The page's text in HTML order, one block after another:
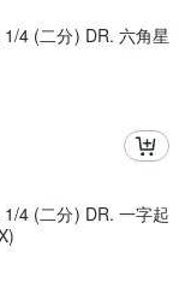
4 (二分) DR. 六角星
4 (二分) DR. 一字起